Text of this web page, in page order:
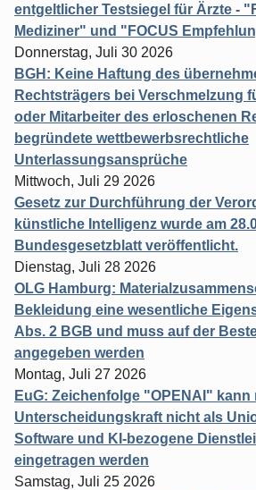
entgeltlicher Testsiegel für Ärzte -
Mediziner" und "FOCUS
Donnerstag, Juli 30 2026
BGH: Keine Haftung des
Rechtsträgers bei Verschmelzung
oder Mitarbeiter des erloschenen
begründete wettbewerbsrechtliche
Unterlassungsansprüche
Mittwoch, Juli 29 2026
Gesetz zur Durchführung der
künstliche Intelligenz wurde am
Bundesgesetzblatt veröffentlicht.
Dienstag, Juli 28 2026
OLG Hamburg:
Bekleidung eine wesentliche
Abs. 2 BGB und muss auf der
angegeben werden
Montag, Juli 27 2026
EuG: Zeichenfolge "OPENAI" kann
Unterscheidungskraft nicht als
Software und KI-bezogene
eingetragen werden
Samstag, Juli 25 2026